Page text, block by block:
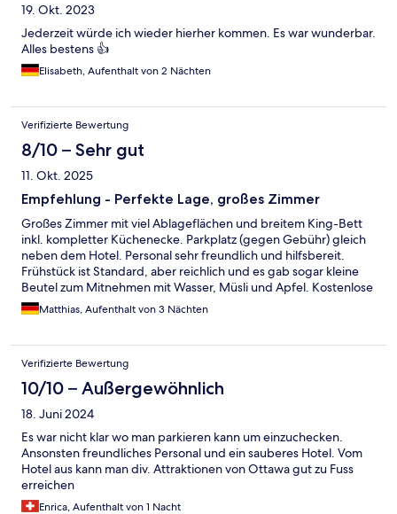
19. Okt. 2023
Jederzeit würde ich wieder hierher kommen. Es war wunderbar.
Alles bestens 👍
Elisabeth, Aufenthalt von 2 Nächten
Verifizierte Bewertung
8/10 – Sehr gut
11. Okt. 2025
Empfehlung - Perfekte Lage, großes Zimmer
Großes Zimmer mit viel Ablageflächen und breitem King-Bett
inkl. kompletter Küchenecke. Parkplatz (gegen Gebühr) gleich
neben dem Hotel. Personal sehr freundlich und hilfsbereit.
Frühstück ist Standard, aber reichlich und es gab sogar kleine
Beutel zum Mitnehmen mit Wasser, Müsli und Apfel. Kostenlose
Waschmaschinen vorhanden. Lage perfekt, wir haben keinen
Bus genutzt, da alles Wichtige fußläufig zu erreichen war.
Matthias, Aufenthalt von 3 Nächten
Verifizierte Bewertung
10/10 – Außergewöhnlich
18. Juni 2024
Es war nicht klar wo man parkieren kann um einzuchecken.
Ansonsten freundliches Personal und ein sauberes Hotel. Vom
Hotel aus kann man div. Attraktionen von Ottawa gut zu Fuss
erreichen
Enrica, Aufenthalt von 1 Nacht